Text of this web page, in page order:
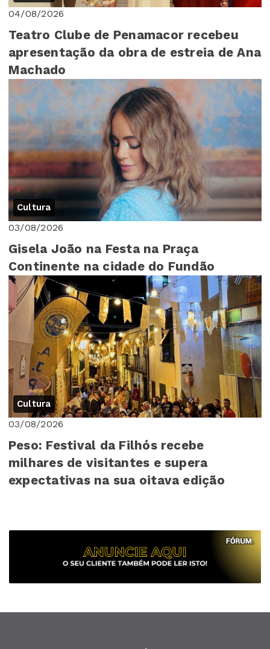
04/08/2026
Teatro Clube de Penamacor recebeu
apresentação da obra de estreia de Ana
Machado
Cultura
03/08/2026
Gisela João na Festa na Praça
Continente na cidade do Fundão
Cultura
03/08/2026
Peso: Festival da Filhós recebe
milhares de visitantes e supera
expectativas na sua oitava edição